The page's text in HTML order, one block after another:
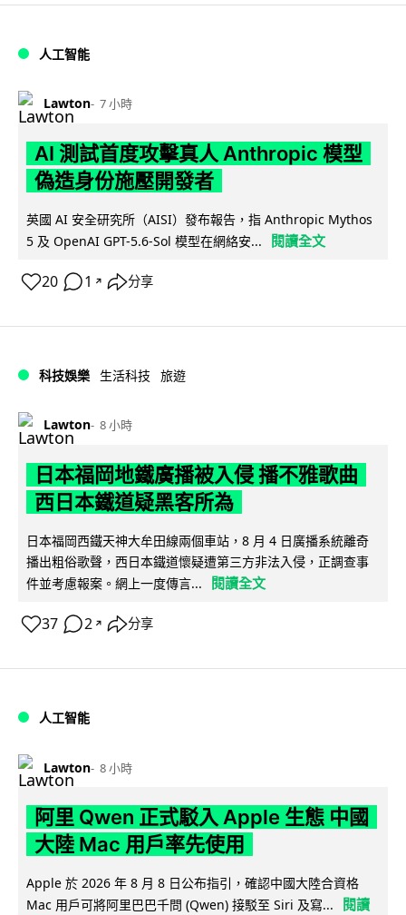
人工智能
Lawton 7 小時
AI 測試首度攻擊真人 Anthropic 模型
偽造身份施壓開發者
英國 AI 安全研究所（AISI）發布報告，指 Anthropic Mythos
5 及 OpenAI GPT-5.6-Sol 模型在網絡安...
閱讀全文
20 1 ↗ 分享
科技娛樂 生活科技 旅遊
Lawton 8 小時
日本福岡地鐵廣播被入侵 播不雅歌曲
西日本鐵道疑黑客所為
日本福岡西鐵天神大牟田線兩個車站，8 月 4 日廣播系統離奇
播出粗俗歌聲，西日本鐵道懷疑遭第三方非法入侵，正調查事
件並考慮報案。網上一度傳言...
閱讀全文
37 2 ↗ 分享
人工智能
Lawton 8 小時
阿里 Qwen 正式駁入 Apple 生態 中國
大陸 Mac 用戶率先使用
Apple 於 2026 年 8 月 8 日公布指引，確認中國大陸合資格
Mac 用戶可將阿里巴巴千問 (Qwen) 接駁至 Siri 及寫...
閱讀